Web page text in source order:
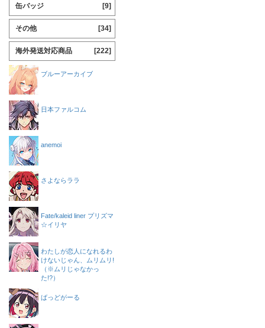
缶バッジ [9]
その他 [34]
海外発送対応商品 [222]
ブルーアーカイブ
日本ファルコム
anemoi
さよならララ
Fate/kaleid liner プリズマ
☆イリヤ
わたしが恋人になれるわ
けないじゃん、ムリムリ!
（※ムリじゃなかっ
た!?）
ばっどがーる